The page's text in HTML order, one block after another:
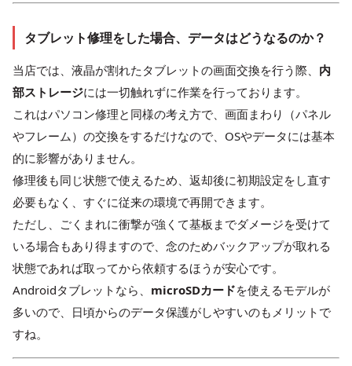
タブレット修理をした場合、データはどうなるのか？
当店では、液晶が割れたタブレットの画面交換を行う際、 内
部ストレージには一切触れずに作業を行っております。
これはパソコン修理と同様の考え方で、画面まわり（パネル
やフレーム）の交換をするだけなので、OSやデータには基本
的に影響がありません。
修理後も同じ状態で使えるため、返却後に初期設定をし直す
必要もなく、すぐに従来の環境で再開できます。
ただし、ごくまれに衝撃が強くて基板までダメージを受けて
いる場合もあり得ますので、念のためバックアップが取れる
状態であれば取ってから依頼するほうが安心です。
Androidタブレットなら、 microSDカードを使えるモデルが
多いので、日頃からのデータ保護がしやすいのもメリットで
すね。